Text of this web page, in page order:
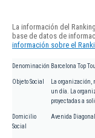
La información del
base de datos de
información sobre el
Denominación Barcelona Top
Objeto Social
La organización,
un día. La
proyectadas a
Domicilio
Social
Avenida Diagonal